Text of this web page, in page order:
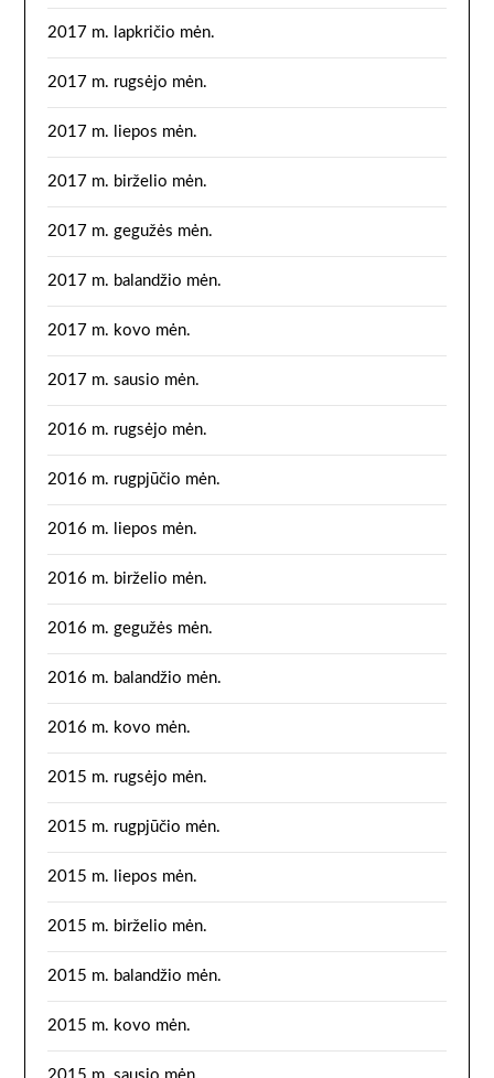
2017 m. lapkričio mėn.
2017 m. rugsėjo mėn.
2017 m. liepos mėn.
2017 m. birželio mėn.
2017 m. gegužės mėn.
2017 m. balandžio mėn.
2017 m. kovo mėn.
2017 m. sausio mėn.
2016 m. rugsėjo mėn.
2016 m. rugpjūčio mėn.
2016 m. liepos mėn.
2016 m. birželio mėn.
2016 m. gegužės mėn.
2016 m. balandžio mėn.
2016 m. kovo mėn.
2015 m. rugsėjo mėn.
2015 m. rugpjūčio mėn.
2015 m. liepos mėn.
2015 m. birželio mėn.
2015 m. balandžio mėn.
2015 m. kovo mėn.